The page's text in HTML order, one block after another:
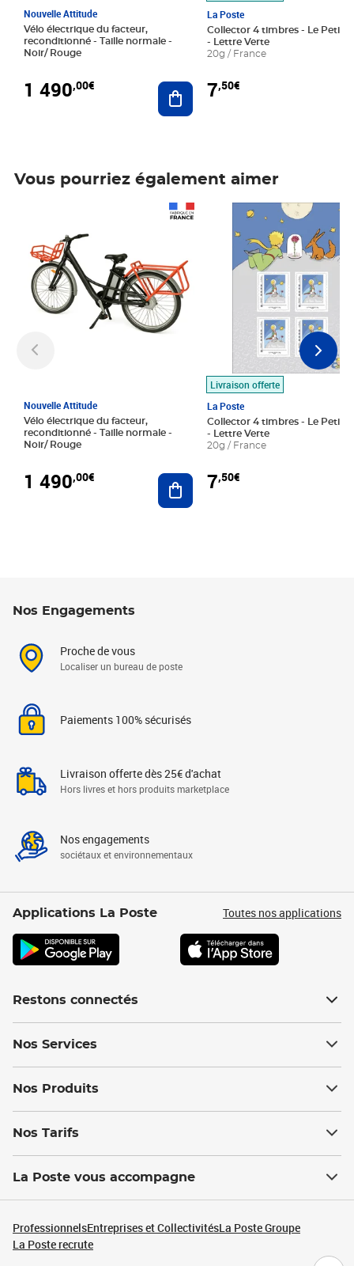
Nouvelle Attitude
Vélo électrique du facteur,
reconditionné - Taille normale -
Noir/ Rouge
1 490,00€ Ajouter au panier
La Poste
Collector 4 timbres - Le Petit
- Lettre Verte
20g / France
7,50€
Vous pourriez également aimer
Nouvelle Attitude
Vélo électrique du facteur,
reconditionné - Taille normale -
Noir/ Rouge
1 490,00€ Ajouter au panier
Livraison offerte
La Poste
Collector 4 timbres - Le Petit
- Lettre Verte
20g / France
7,50€
Prix 7,50€
Nos Engagements
Proche de vous
Localiser un bureau de poste
Paiements 100% sécurisés
Livraison offerte dès 25€ d'achat
Hors livres et hors produits marketplace
Nos engagements
sociétaux et environnementaux
Applications La Poste Toutes nos applications
Restons connectés
Nos Services
Nos Produits
Nos Tarifs
La Poste vous accompagne
ProfessionnelsEntreprises et CollectivitésLa Poste Groupe
La Poste recrute